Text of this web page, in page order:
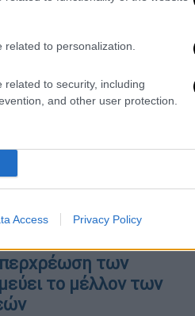
to personalization.
to security, including
and other user protection.
Access Privacy Policy
είναι
νέα
επιστημονική
Αλφαβητισμού.
των
το μέλλον των